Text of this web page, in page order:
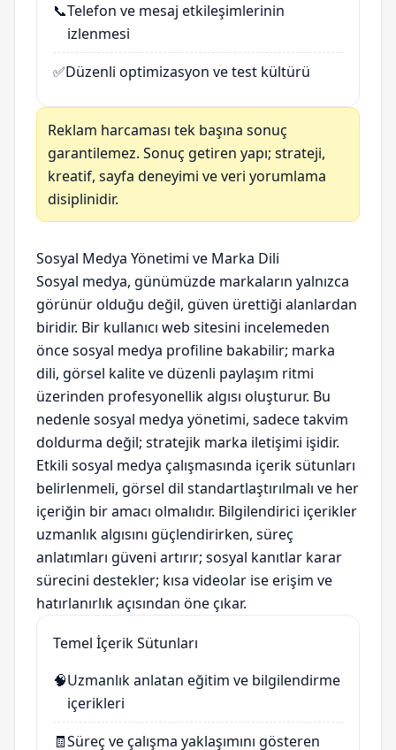
📞Telefon ve mesaj etkileşimlerinin
izlenmesi
✅Düzenli optimizasyon ve test kültürü
Reklam harcaması tek başına sonuç
garantilemez. Sonuç getiren yapı; strateji,
kreatif, sayfa deneyimi ve veri yorumlama
disiplinidir.
Sosyal Medya Yönetimi ve Marka Dili
Sosyal medya, günümüzde markaların yalnızca
görünür olduğu değil, güven ürettiği alanlardan
biridir. Bir kullanıcı web sitesini incelemeden
önce sosyal medya profiline bakabilir; marka
dili, görsel kalite ve düzenli paylaşım ritmi
üzerinden profesyonellik algısı oluşturur. Bu
nedenle sosyal medya yönetimi, sadece takvim
doldurma değil; stratejik marka iletişimi işidir.
Etkili sosyal medya çalışmasında içerik sütunları
belirlenmeli, görsel dil standartlaştırılmalı ve her
içeriğin bir amacı olmalıdır. Bilgilendirici içerikler
uzmanlık algısını güçlendirirken, süreç
anlatımları güveni artırır; sosyal kanıtlar karar
sürecini destekler; kısa videolar ise erişim ve
hatırlanırlık açısından öne çıkar.
Temel İçerik Sütunları
🧠Uzmanlık anlatan eğitim ve bilgilendirme
içerikleri
🧾Süreç ve çalışma yaklaşımını gösteren